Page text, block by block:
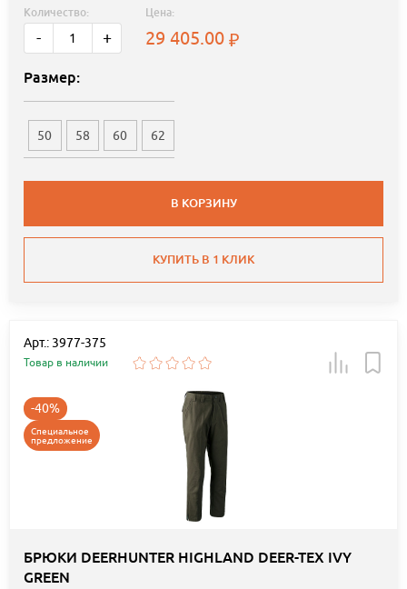
Количество:
- +
Цена:
29 405.00
Размер:
50 58 60 62
В КОРЗИНУ
КУПИТЬ В 1 КЛИК
Арт.: 3977-375
Товар в наличии
-40%
Специальное
предложение
БРЮКИ DEERHUNTER HIGHLAND DEER-TEX IVY
GREEN